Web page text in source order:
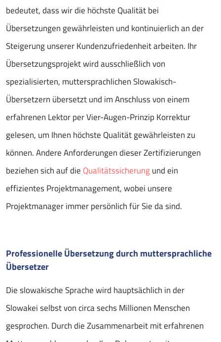
bedeutet, dass wir die höchste Qualität bei
Übersetzungen gewährleisten und kontinuierlich an der
Steigerung unserer Kundenzufriedenheit arbeiten. Ihr
Übersetzungsprojekt wird ausschließlich von
spezialisierten, muttersprachlichen Slowakisch-
Übersetzern übersetzt und im Anschluss von einem
erfahrenen Lektor per Vier-Augen-Prinzip Korrektur
gelesen, um Ihnen höchste Qualität gewährleisten zu
können. Andere Anforderungen dieser Zertifizierungen
beziehen sich auf die Qualitätssicherungund ein
effizientes Projektmanagement, wobei unsere
Projektmanager immer persönlich für Sie da sind.
Professionelle Übersetzung durch muttersprachliche
Übersetzer
Die slowakische Sprache wird hauptsächlich in der
Slowakei selbst von circa sechs Millionen Menschen
gesprochen. Durch die Zusammenarbeit mit erfahrenen